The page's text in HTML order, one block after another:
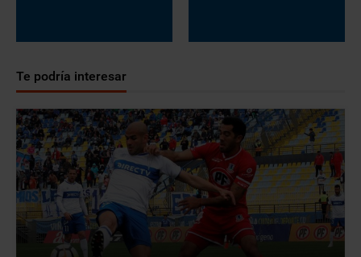
Te podría interesar